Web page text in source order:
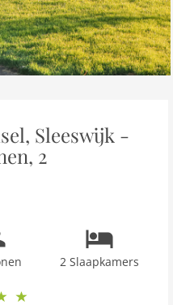
Sleeswijk -
2
2 Slaapkamers